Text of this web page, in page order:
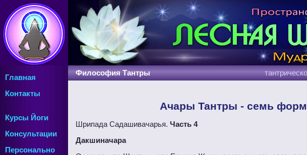
Главная
Контакты
Курсы Йоги
Консультации
Персонально
Философия Тантры
Ачары Тантры - семь форм
Шрипада Садашивачарья. Часть 4
Дакшиначара